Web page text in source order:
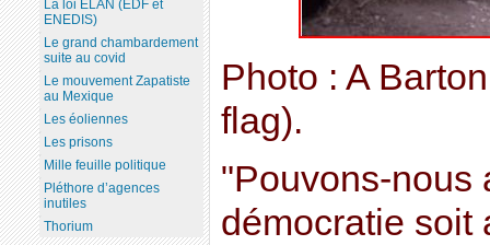
Photo : A
flag).
"Pouvons-nous
démocratie soit
La loi ELAN (EDF et
ENEDIS)
Le grand chambardement
suite au covid
Le mouvement Zapatiste
au Mexique
Les éoliennes
Les prisons
Mille feuille politique
Pléthore d’agences
inutiles
Thorium